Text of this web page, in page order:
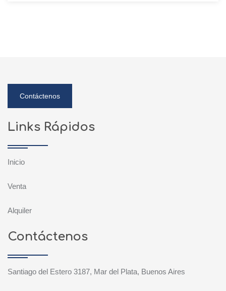
Contáctenos
Links Rápidos
Inicio
Venta
Alquiler
Contáctenos
Santiago del Estero 3187, Mar del Plata, Buenos Aires